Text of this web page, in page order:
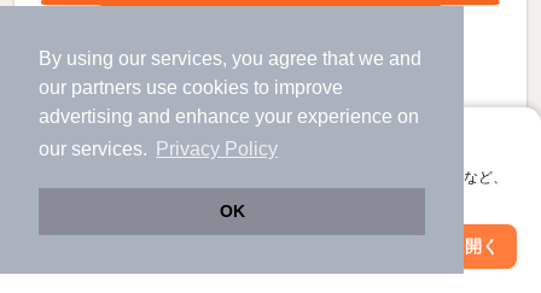
By using our services, you agree that we and
our partners use cookies to improve
advertising and enhance your experience on
our services.
Privacy Policy
OK
アプリに切り替えて、サクサクお部屋探し
会員登録なしですぐ使える。マップ検索やお気に入り保存など、
アプリを開く
絞り込み条件を変更